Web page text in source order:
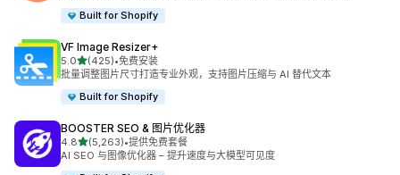
Built for Shopify
VF Image Resizer+
5.0星（满分 5 星）
(425)
总共 425 条评论
•免费安装
批量调整图片尺寸打造专业外观，支持图片压缩与 AI 替代文本
Built for Shopify
BOOSTER SEO & 图片优化器
4.8星（满分 5 星）
(5,263)
总共 5263 条评论
•提供免费套餐
AI SEO 与图像优化器 – 提升速度与大模型可见度